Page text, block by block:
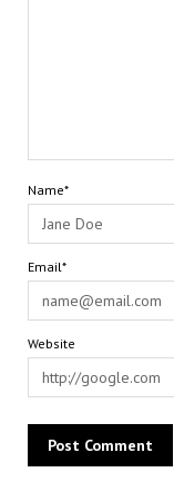
Name*
Email*
Website